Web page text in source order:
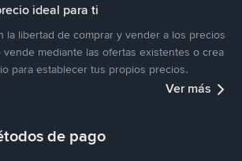
ideal para ti
la libertad de comprar y vender a los precios
vende mediante las ofertas existentes o crea
para establecer tus propios precios.
Ver más
de pago